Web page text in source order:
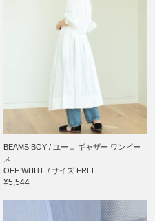
BEAMS BOY / ユーロ ギャザー ワンピー
ス
OFF WHITE / サイズ FREE
¥5,544